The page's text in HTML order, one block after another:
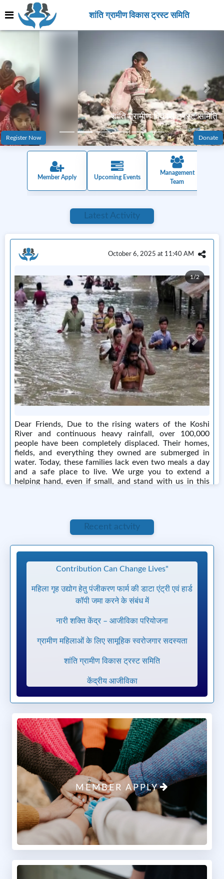
शांति ग्रामीण विकास ट्रस्ट समिति
Register Now Donate
शांति ग्रामीण विकास ट्रस्ट समिति
Previous Next
Recent actvity
"Relief for Koshi Flood Victims – Your Small
Contribution Can Change Lives"
महिला गृह उद्योग हेतु पंजीकरण फार्म की डाटा एंट्री एवं हार्ड
नारी शक्ति केंद्र – आजीविका परियोजना
ग्रामीण महिलाओं के लिए सामूहिक स्वरोजगार सदस्यता
शांति ग्रामीण विकास ट्रस्ट समिति
केंद्रीय आजीविका
शांति ग्रामीण विकास ट्रस्ट समिति
शांति ग्रामीण विकास ट्रस्ट समिति
MEMBER APPLY
Member Apply Upcoming Events
Management
Team
Latest Activity
October 6, 2025 at 11:40 AM
1/2
Previous Next
Dear Friends, Due to the rising waters of the Koshi
River and continuous heavy rainfall, over 100,000
people have been completely displaced. Their homes,
fields, and everything they owned are submerged in
water. Today, these families lack even two meals a day
and a safe place to live. We urge you to extend a
helping hand, even if small, and stand with us in this
small, and stand with us in this disaster. Your
contribution not only brings relief to those in need, but
Section 80G, as our trust is registered for tax benefits.
twice a day to flood-affected families Offer temporary
essential clothing and supplies for children and the
needy Ways to Donate: Bank Transfer / UPI: Account
Name: Santhi Gramin Vikas Trust Samiti Account
Number: 42978829342 IFSC / UPI ID: SBIN0003007
Cash or Other Methods: Contact our local office:
small contribution can save homes, feed hungry
October 6, 2025 at 11:26 AM
Please provide a valid YouTube URL
Dear Friends, Due to the rising waters of the Koshi
River and continuous heavy rainfall, over 100,000
people have been completely displaced. Their homes,
fields, and everything they owned are submerged in
water. Today, these families lack even two meals a day
and a safe place to live. We urge you to extend a
helping hand, even if small, and stand with us in this
disaster. Your contribution, however small, can bring
hope and relief to these families in their time of urgent
small, and stand with us in this disaster. Your
contribution not only brings relief to those in need, but